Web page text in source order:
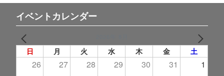
イベントカレンダー
日 月 火 水 木 金 土
26 27 28 29 30 31 1